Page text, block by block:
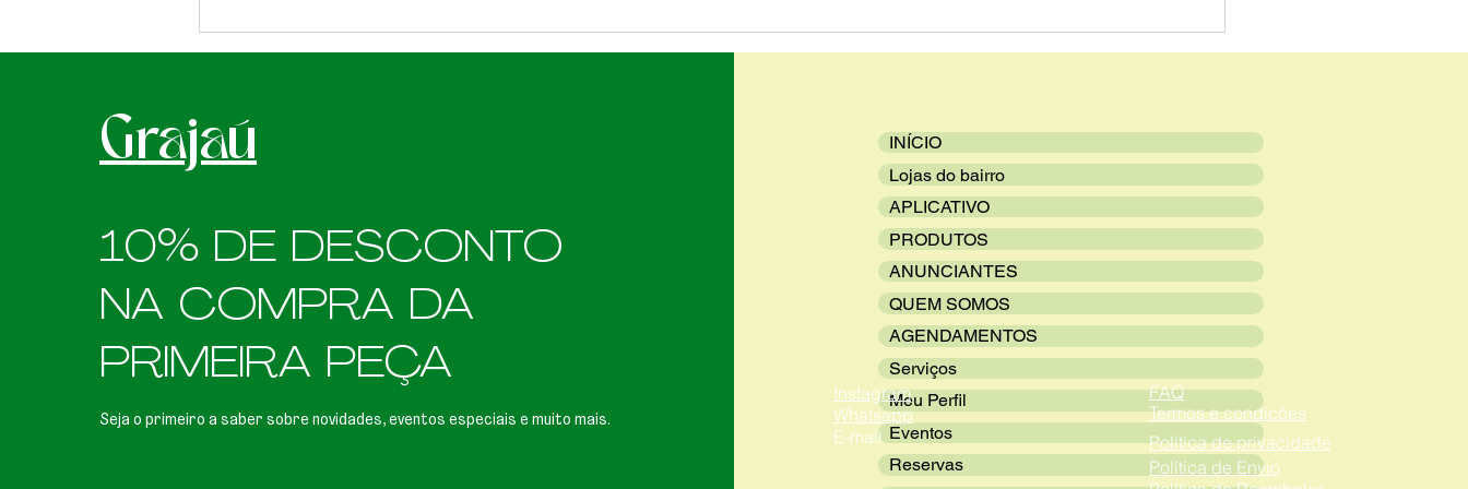
Grajaú
10% DE DESCONTO
NA COMPRA DA
PRIMEIRA PEÇA
Seja o primeiro a saber sobre novidades, eventos especiais e muito mais.
INÍCIO
Lojas do bairro
APLICATIVO
PRODUTOS
ANUNCIANTES
QUEM SOMOS
AGENDAMENTOS
Serviços
Meu Perfil
Eventos
Reservas
Instagram
Whatsapp
E-mail
FAQ
Termos e condicões
Política de privacidade
Política de Envio